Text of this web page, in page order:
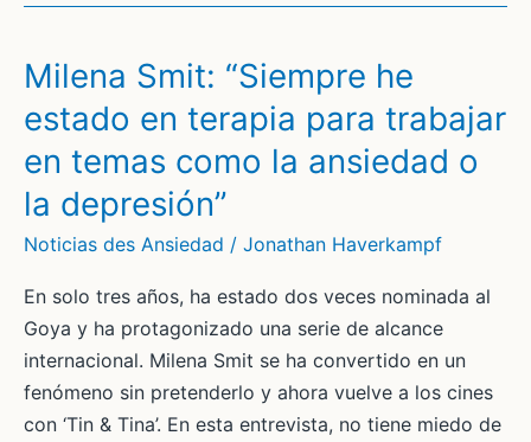
universitarios
españoles
tienen
ansiedad
tras
la
pandemia
Milena Smit: “Siempre he
estado en terapia para trabajar
en temas como la ansiedad o
la depresión”
Noticias des Ansiedad / Jonathan Haverkampf
En solo tres años, ha estado dos veces nominada al
Goya y ha protagonizado una serie de alcance
internacional. Milena Smit se ha convertido en un
fenómeno sin pretenderlo y ahora vuelve a los cines
con ‘Tin & Tina’. En esta entrevista, no tiene miedo de